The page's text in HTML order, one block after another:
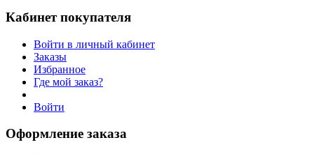
Кабинет покупателя
Войти в личный кабинет
Заказы
Избранное
Где мой заказ?
Войти
Оформление заказа